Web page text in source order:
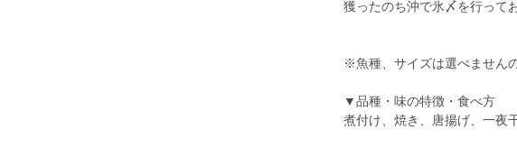
獲ったのち沖で氷〆を行って
※魚種、サイズは選べません
▼品種・味の特徴・食べ方
煮付け、焼き、唐揚げ、一夜